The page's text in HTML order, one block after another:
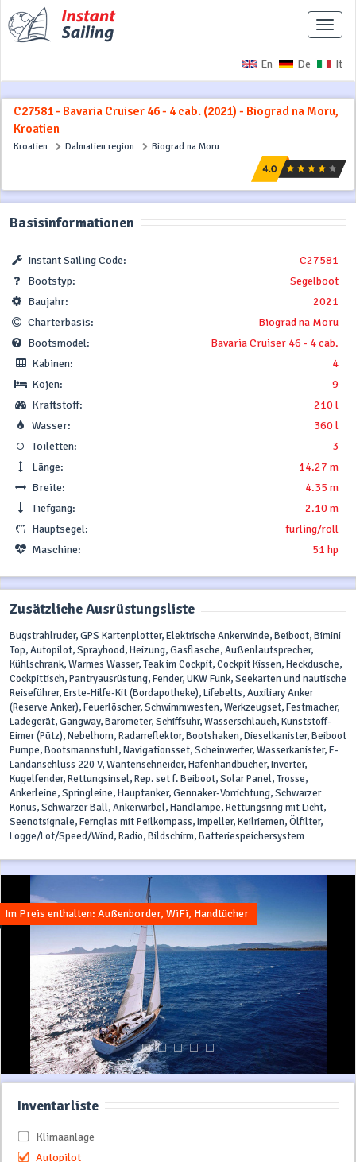
En De It
C27581 - Bavaria Cruiser 46 - 4 cab. (2021) - Biograd na Moru,
Kroatien
Kroatien Dalmatien region Biograd na Moru
Basisinformationen
Instant Sailing Code:
C27581
Bootstyp:
Segelboot
Baujahr:
2021
Charterbasis:
Biograd na Moru
Bootsmodel:
Bavaria Cruiser 46 - 4 cab.
Kabinen:
4
Kojen:
9
Kraftstoff:
210 l
Wasser:
360 l
Toiletten:
3
Länge:
14.27 m
Breite:
4.35 m
Tiefgang:
2.10 m
Hauptsegel:
furling/roll
Maschine:
51 hp
Zusätzliche Ausrüstungsliste
Bugstrahlruder, GPS Kartenplotter, Elektrische Ankerwinde, Beiboot, Bimini
Top, Autopilot, Sprayhood, Heizung, Gasflasche, Außenlautsprecher,
Kühlschrank, Warmes Wasser, Teak im Cockpit, Cockpit Kissen, Heckdusche,
Cockpittisch, Pantryausrüstung, Fender, UKW Funk, Seekarten und nautische
Reiseführer, Erste-Hilfe-Kit (Bordapotheke), Lifebelts, Auxiliary Anker
(Reserve Anker), Feuerlöscher, Schwimmwesten, Werkzeugset, Festmacher,
Ladegerät, Gangway, Barometer, Schiffsuhr, Wasserschlauch, Kunststoff-
Eimer (Pütz), Nebelhorn, Radarreflektor, Bootshaken, Dieselkanister, Beiboot
Pumpe, Bootsmannstuhl, Navigationsset, Scheinwerfer, Wasserkanister, E-
Landanschluss 220 V, Wantenschneider, Hafenhandbücher, Inverter,
Kugelfender, Rettungsinsel, Rep. set f. Beiboot, Solar Panel, Trosse,
Ankerleine, Springleine, Hauptanker, Gennaker-Vorrichtung, Schwarzer
Konus, Schwarzer Ball, Ankerwirbel, Handlampe, Rettungsring mit Licht,
Seenotsignale, Fernglas mit Peilkompass, Impeller, Keilriemen, Ölfilter,
Logge/Lot/Speed/Wind, Radio, Bildschirm, Batteriespeichersystem
Im Preis enthalten: Außenborder, WiFi, Handtücher
Inventarliste
Klimaanlage
Autopilot